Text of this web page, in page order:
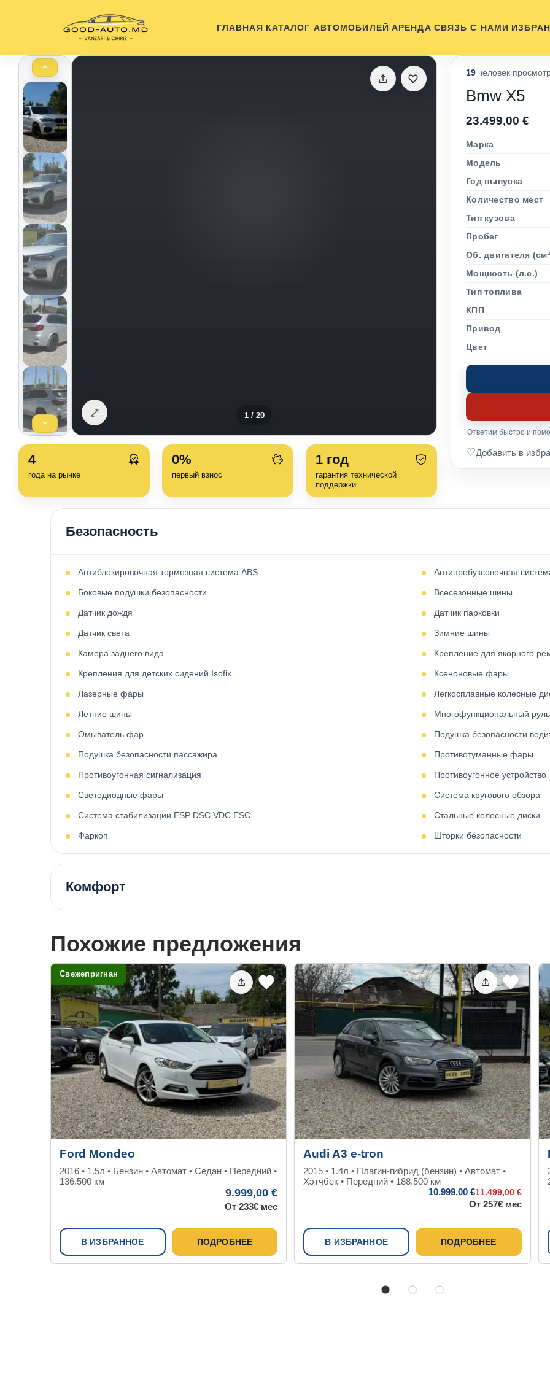
ГЛАВНАЯ КАТАЛОГ АВТОМОБИЛЕЙ АРЕНДА СВЯЗЬ С НАМИ
1/ 20
⤢
4
года на рынке
0%
первый взнос
1 год
гарантия технической
поддержки
19 человек
Bmw X5
23.499,00 €
Марка
Модель
Год выпуска
Количество мест
Тип кузова
Пробег
Об. двигателя
Мощность (л.с.)
Тип топлива
КПП
Привод
Цвет
Ответим быстро и
♡Добавить в
Безопасность
Антиблокировочная тормозная система ABS Антипробуксовочная
Боковые подушки безопасности Всесезонные шины
Датчик дождя Датчик парковки
Датчик света Зимние шины
Камера заднего вида Крепление для якорного
Крепления для детских сидений Isofix Ксеноновые фары
Лазерные фары Легкосплавные колесные
Летние шины Многофункциональный руль
Омыватель фар Подушка безопасности
Подушка безопасности пассажира Противотуманные фары
Противоугонная сигнализация Противоугонное устройство
Светодиодные фары Система кругового обзора
Система стабилизации ESP DSC VDC ESC Стальные колесные диски
Фаркоп Шторки безопасности
Комфорт
Похожие предложения
Свежепригнан
Ford Mondeo
2016 • 1.5л • Бензин • Автомат • Седан • Передний •
136.500 км
9.999,00 €
От 233€ мес
В ИЗБРАННОЕ ПОДРОБНЕЕ
Audi A3 e-tron
2015 • 1.4л • Плагин-гибрид (бензин) • Автомат •
Хэтчбек • Передний • 188.500 км
10.999,00 €11.499,00 €
От 257€ мес
В ИЗБРАННОЕ ПОДРОБНЕЕ